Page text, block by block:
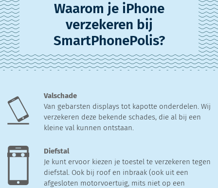
Waarom je iPhone
verzekeren bij
SmartPhonePolis?
Valschade
Van gebarsten displays tot kapotte onderdelen. Wij
verzekeren deze bekende schades, die al bij een
kleine val kunnen ontstaan.
Diefstal
Je kunt ervoor kiezen je toestel te verzekeren tegen
diefstal. Ook bij roof en inbraak (ook uit een
afgesloten motorvoertuig, mits niet op een